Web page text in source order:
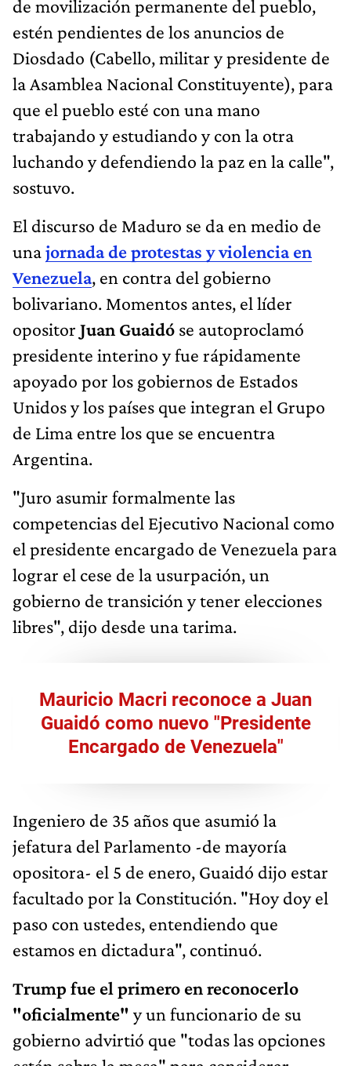
de movilización permanente del pueblo,
estén pendientes de los anuncios de
Diosdado (Cabello, militar y presidente de
la Asamblea Nacional Constituyente), para
que el pueblo esté con una mano
trabajando y estudiando y con la otra
luchando y defendiendo la paz en la calle",
sostuvo.
El discurso de Maduro se da en medio de
unajornada de protestas y violencia en
Venezuela, en contra del gobierno
bolivariano. Momentos antes, el líder
opositor Juan Guaidó se autoproclamó
presidente interino y fue rápidamente
apoyado por los gobiernos de Estados
Unidos y los países que integran el Grupo
de Lima entre los que se encuentra
Argentina.
"Juro asumir formalmente las
competencias del Ejecutivo Nacional como
el presidente encargado de Venezuela para
lograr el cese de la usurpación, un
gobierno de transición y tener elecciones
libres", dijo desde una tarima.
Mauricio Macri reconoce a Juan
Guaidó como nuevo "Presidente
Encargado de Venezuela"
Ingeniero de 35 años que asumió la
jefatura del Parlamento -de mayoría
opositora- el 5 de enero, Guaidó dijo estar
facultado por la Constitución. "Hoy doy el
paso con ustedes, entendiendo que
estamos en dictadura", continuó.
Trump fue el primero en reconocerlo
"oficialmente" y un funcionario de su
gobierno advirtió que "todas las opciones